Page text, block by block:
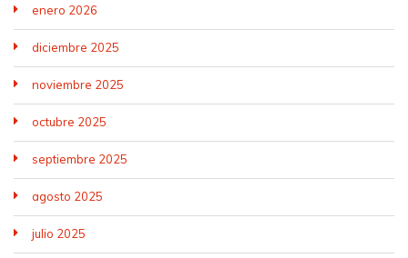
enero 2026
diciembre 2025
noviembre 2025
octubre 2025
septiembre 2025
agosto 2025
julio 2025